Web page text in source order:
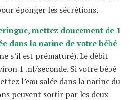
éponger les sécrétions.
mettez doucement de 1
dans la narine de votre bébé
s’il est prématuré). Le débit
1 ml/seconde. Si votre bébé
l’eau salée dans la narine du
peuvent sortir par les deux